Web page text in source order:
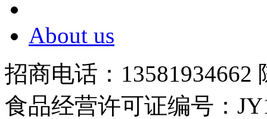
About us
招商电话：13581934662
食品经营许可证编号：